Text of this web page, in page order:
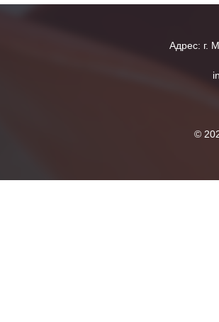
Адрес: г.
©